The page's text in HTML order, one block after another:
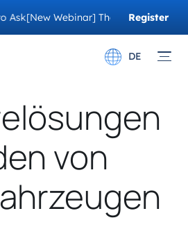
Webinar] The Migration Questions
Register
Now
DE
Français
von